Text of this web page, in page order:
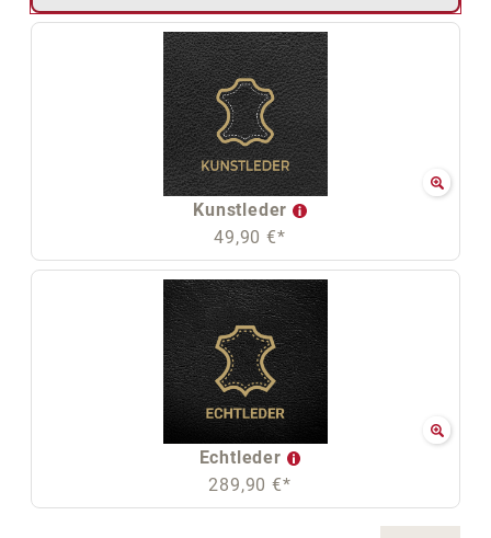
Kunstleder
49,90 €*
Echtleder
289,90 €*